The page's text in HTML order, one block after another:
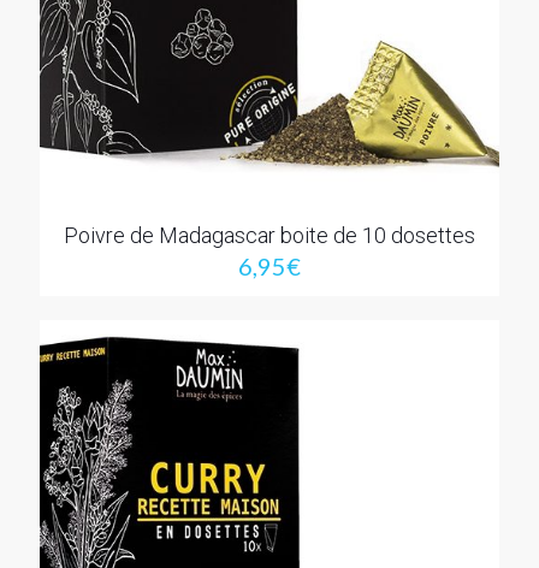
Poivre de Madagascar boite de 10 dosettes
6,95€